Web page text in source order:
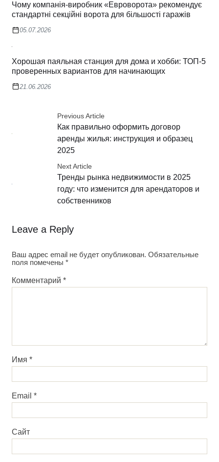
Чому компанія-виробник «Евроворота» рекомендує
стандартні секційні ворота для більшості гаражів
05.07.2026
Хорошая паяльная станция для дома и хобби: ТОП-5
проверенных вариантов для начинающих
21.06.2026
Previous Article
Как правильно оформить договор
аренды жилья: инструкция и образец
2025
Next Article
Тренды рынка недвижимости в 2025
году: что изменится для арендаторов и
собственников
Leave a Reply
Ваш адрес email не будет опубликован. Обязательные
поля помечены *
Комментарий *
Имя *
Email *
Сайт